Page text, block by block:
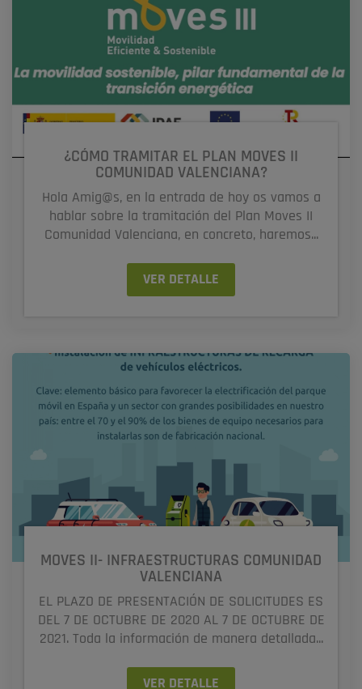
¿CÓMO TRAMITAR EL PLAN MOVES II
COMUNIDAD VALENCIANA?
Hola Amig@s, en la entrada de hoy os vamos a
hablar sobre la tramitación del Plan Moves II
Comunidad Valenciana, en concreto, haremos...
VER DETALLE
MOVES II- INFRAESTRUCTURAS COMUNIDAD
VALENCIANA
EL PLAZO DE PRESENTACIÓN DE SOLICITUDES ES
DEL 7 DE OCTUBRE DE 2020 AL 7 DE OCTUBRE DE
2021. Toda la información de manera detallada...
VER DETALLE